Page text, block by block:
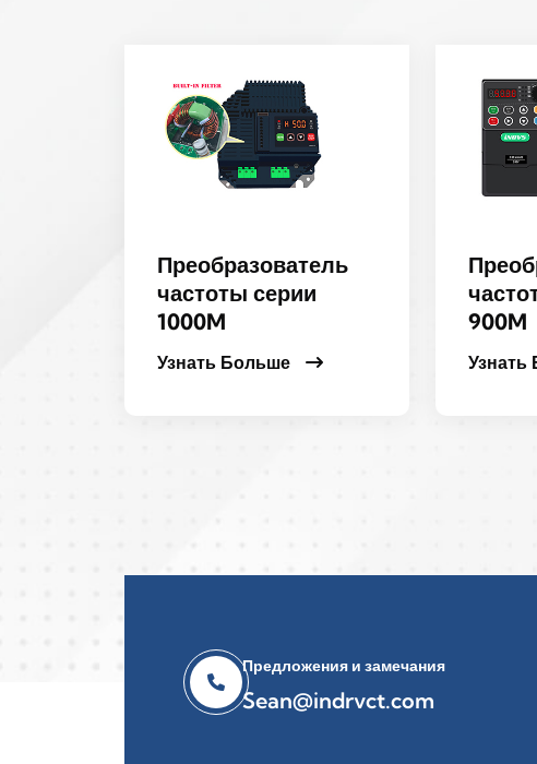
Преобразователь
частоты серии
1000M
Узнать Больше
900M
Предложения и замечания
Sean@indrvct.com